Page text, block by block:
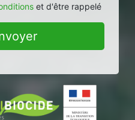
et d'être rappelé